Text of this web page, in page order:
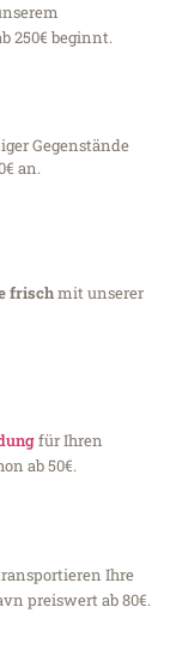
250€ beginnt.
Gegenstände
an.
frischmit unserer
für Ihren
ab 50€.
Ihre
preiswert ab 80€.